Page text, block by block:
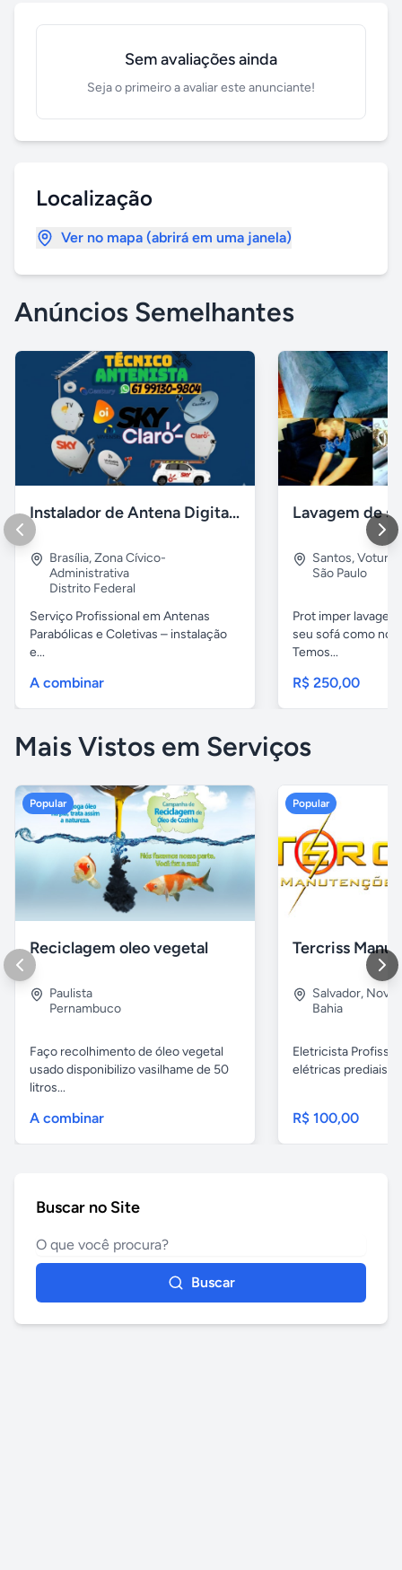
Sem avaliações ainda
Seja o primeiro a avaliar este anunciante!
Localização
Ver no mapa (abrirá em uma janela)
Anúncios Semelhantes
Instalador de Antena Digital em Brasília
Brasília,Zona Cívico-
Administrativa
Distrito Federal
Serviço Profissional em Antenas
Parabólicas e Coletivas – instalação
e...
A combinar
Santos,Voturua
São Paulo
Prot imper
seu sofá como
Temos...
R$ 250,00
Mais Vistos em Serviços
Popular
Reciclagem oleo vegetal
Paulista
Pernambuco
Faço recolhimento de óleo vegetal
usado disponibilizo vasilhame de 50
litros...
A combinar
Popular
Salvador, Nova
Bahia
Eletricista
elétricas prediais e
R$ 100,00
Buscar no Site
Buscar